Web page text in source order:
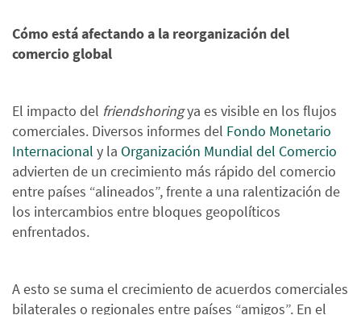
Cómo está afectando a la reorganización del
comercio global
El impacto del friendshoringya es visible en los flujos
comerciales. Diversos informes del Fondo Monetario
Internacional y la Organización Mundial del Comercio
advierten de un crecimiento más rápido del comercio
entre países “alineados”, frente a una ralentización de
los intercambios entre bloques geopolíticos
enfrentados.
A esto se suma el crecimiento de acuerdos comerciales
bilaterales o regionales entre países “amigos”. En el